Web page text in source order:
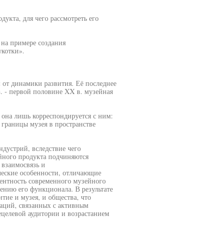
для чего рассмотреть его
примере создания
динамики развития. Её последнее
- первой половине XX в. музейная
лишь корреспондируется с ним:
музея в пространстве
вследствие чего
продукта подчиняются
и
особенности, отличающие
современного музейного
его функционала. В результате
и музея, и общества, что
связанных с активным
аудитории и возрастанием